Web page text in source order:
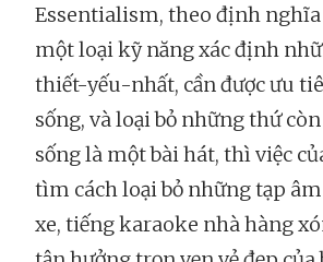
Essentialism, theo định nghĩa
một loại kỹ năng xác định
thiết-yếu-nhất, cần được ưu
sống, và loại bỏ những thứ
sống là một bài hát, thì việc
tìm cách loại bỏ những tạp
xe, tiếng karaoke nhà hàng